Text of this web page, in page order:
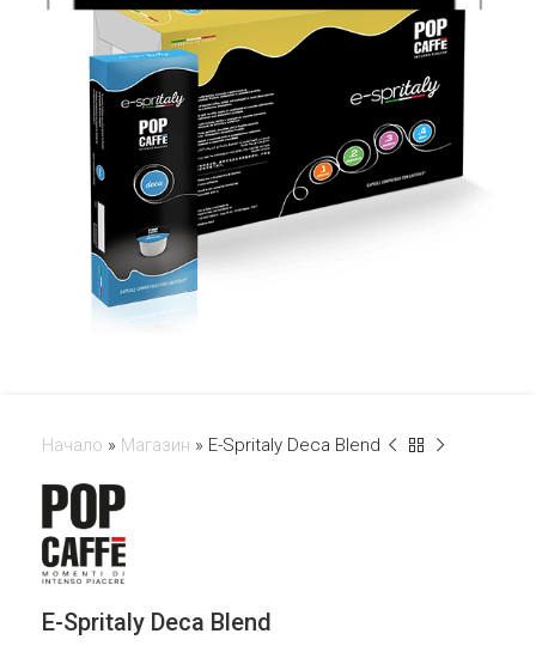
Начало » Магазин » E-Spritaly Deca Blend
E-Spritaly Deca Blend